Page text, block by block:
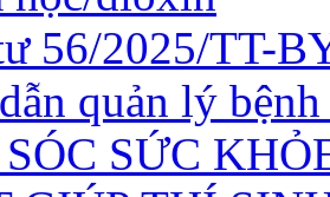
56/2025/TT-
quản lý
SỨC